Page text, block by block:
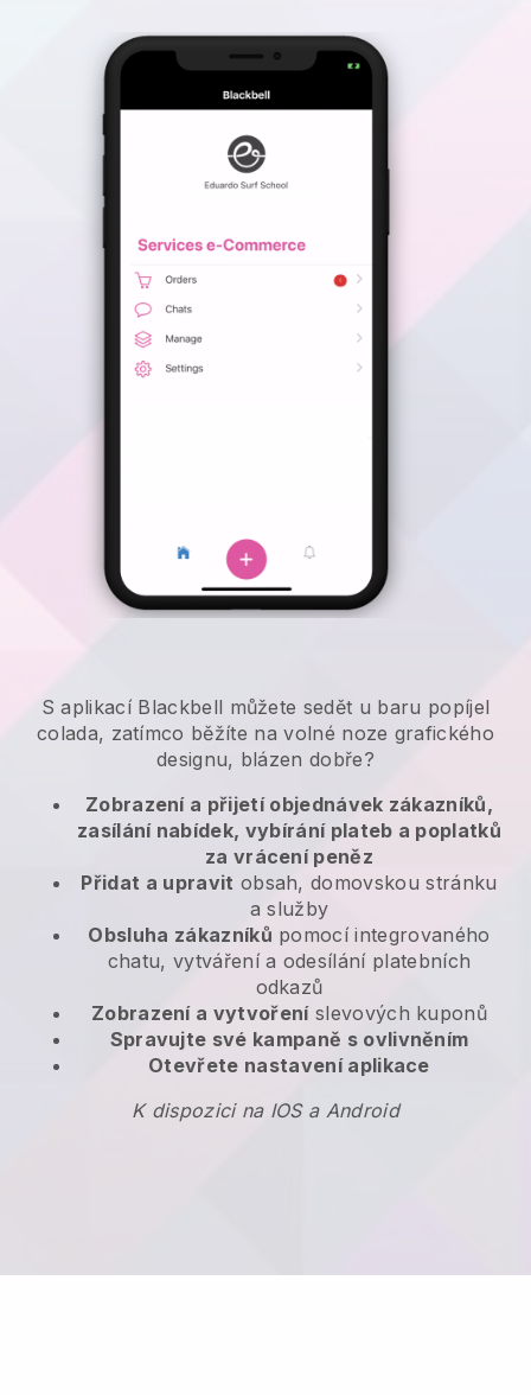
S aplikací Blackbell můžete sedět u baru popíjel
colada, zatímco běžíte na volné noze grafického
designu, blázen dobře?
Zobrazení a přijetí objednávek zákazníků,
zasílání nabídek, vybírání plateb a poplatků
za vrácení peněz
Přidat a upravit obsah, domovskou stránku
a služby
Obsluha zákazníků pomocí integrovaného
chatu, vytváření a odesílání platebních
odkazů
Zobrazení a vytvořeníslevových kuponů
Spravujte své kampaně s ovlivněním
Otevřete nastavení aplikace
K dispozici na IOS a Android